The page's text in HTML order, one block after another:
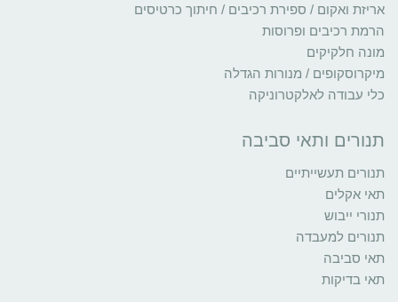
אריזת ואקום / ספירת רכיבים / חיתוך כרטיסים
הרמת רכיבים ופרוסות
מונה חלקיקים
מיקרוסקופים / מנורות הגדלה
כלי עבודה לאלקטרוניקה
תנורים ותאי סביבה
תנורים תעשייתיים
תאי אקלים
תנורי ייבוש
תנורים למעבדה
תאי סביבה
תאי בדיקות